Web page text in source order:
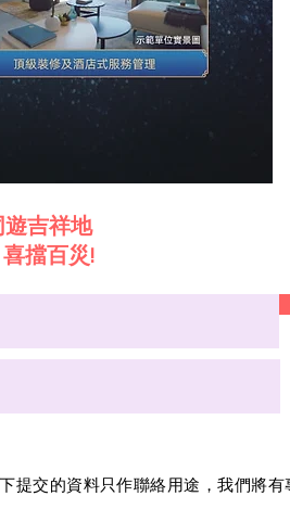
遊吉祥地
擋百災!
提交的資料只作聯絡用途，我們將